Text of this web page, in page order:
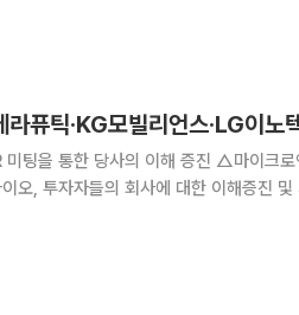
퓨틱·KG모빌리언스·LG이노
팅을 통한 당사의 이해 증진 △마이크로
오, 투자자들의 회사에 대한 이해증진
양증권 주관 국내 주요 기관 NDR (Non